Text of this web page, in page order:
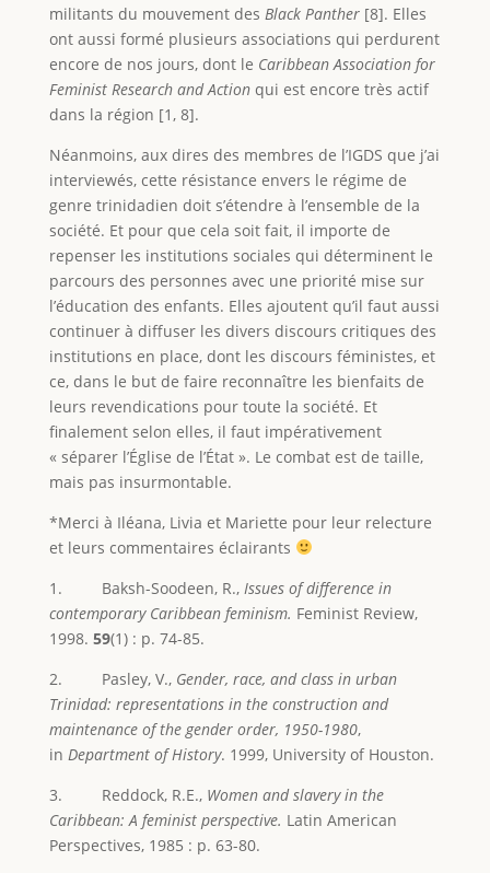
militants du mouvement des Black Panther[8]. Elles
ont aussi formé plusieurs associations qui perdurent
encore de nos jours, dont le Caribbean Association for
Feminist Research and Actionqui est encore très actif
dans la région [1, 8].
Néanmoins, aux dires des membres de l’IGDS que j’ai
interviewés, cette résistance envers le régime de
genre trinidadien doit s’étendre à l’ensemble de la
société. Et pour que cela soit fait, il importe de
repenser les institutions sociales qui déterminent le
parcours des personnes avec une priorité mise sur
l’éducation des enfants. Elles ajoutent qu’il faut aussi
continuer à diffuser les divers discours critiques des
institutions en place, dont les discours féministes, et
ce, dans le but de faire reconnaître les bienfaits de
leurs revendications pour toute la société. Et
finalement selon elles, il faut impérativement
« séparer l’Église de l’État ». Le combat est de taille,
mais pas insurmontable.
*Merci à Iléana, Livia et Mariette pour leur relecture
et leurs commentaires éclairants
1. Baksh-Soodeen, R., Issues of difference in
contemporary Caribbean feminism. Feminist Review,
1998. 59(1) : p. 74-85.
2. Pasley, V., Gender, race, and class in urban
Trinidad: representations in the construction and
maintenance of the gender order, 1950-1980,
in Department of History. 1999, University of Houston.
3. Reddock, R.E., Women and slavery in the
Caribbean: A feminist perspective. Latin American
Perspectives, 1985 : p. 63-80.